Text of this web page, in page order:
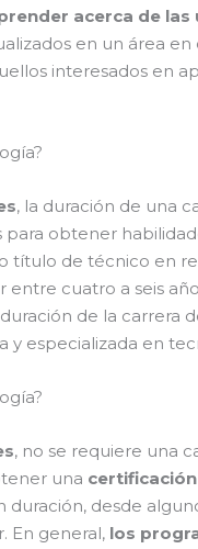
acerca de
en un área
interesados en
, la duración de una
obtener
título de técnico en
cuatro a seis
de la carrera
y especializada en
, no se requiere una
una
duración, desde
En general, los